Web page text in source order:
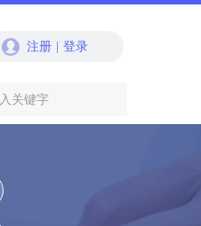
注册 登录